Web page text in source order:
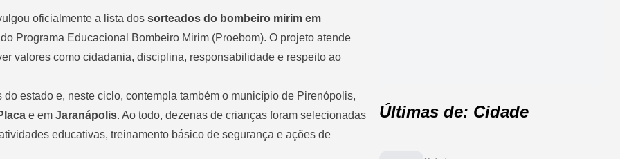
oficialmente a lista dos sorteados do bombeiro mirim em
Programa Educacional Bombeiro Mirim (Proebom). O projeto atende
valores como cidadania, disciplina, responsabilidade e respeito ao
estado e, neste ciclo, contempla também o município de Pirenópolis,
e em Jaranápolis. Ao todo, dezenas de crianças foram selecionadas
educativas, treinamento básico de segurança e ações de
Últimas de: Cidade